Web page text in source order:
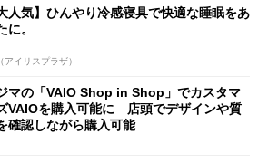
大人気】ひんやり冷感寝具で快適な睡眠をあ
に。
アイリスプラザ）
マの「VAIO Shop in Shop」でカスタマ
VAIOを購入可能に 店頭でデザインや質
確認しながら購入可能